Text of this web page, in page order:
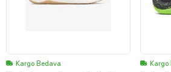
Kargo Bedava Kargo